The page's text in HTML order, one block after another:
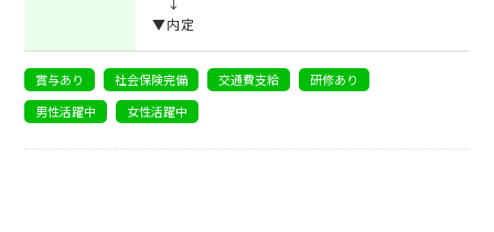
▼内定
賞与あり 社会保険完備 交通費支給
研修あり
男性活躍中
女性活躍中